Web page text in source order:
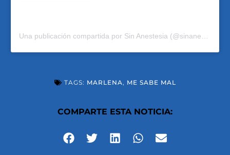
Una publicación compartida por Sin Anestesia (@sinanestesiarlm)
TAGS: MARLENA, ME SABE MAL
COMPARTE ESTA NOTICIA: